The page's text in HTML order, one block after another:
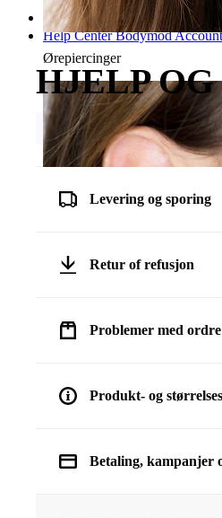
Ørepiercinger
Hjem
Help Center Bodymod Account
HJELP
Spor ordre Returner
Levering og sporing
Retur of refusjon
Problemer med ordre
Produkt- og
Betaling, kampanjer